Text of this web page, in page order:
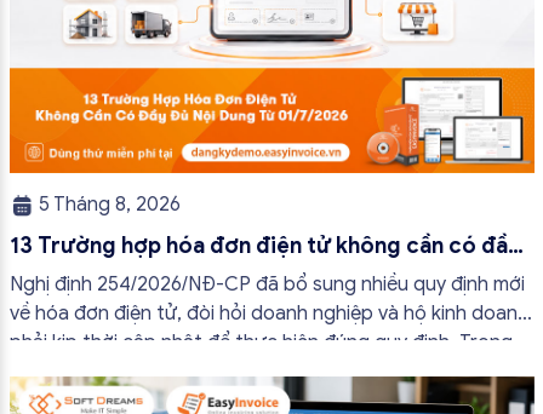
5 Tháng 8, 2026
13 Trường hợp hóa đơn điện tử không cần có đầy
đủ nội dung từ 01/7/2026
Nghị định 254/2026/NĐ-CP đã bổ sung nhiều quy định mới
về hóa đơn điện tử, đòi hỏi doanh nghiệp và hộ kinh doanh
phải kịp thời cập nhật để thực hiện đúng quy định. Trong
bài viết này, hóa đơn điện tử EasyInvoice sẽ chia sẻ 13
trường hợp hóa đơn điện tử không cần […]